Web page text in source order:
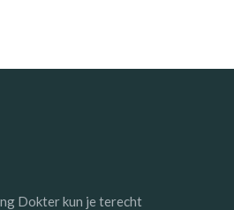
Dokter kun je terecht